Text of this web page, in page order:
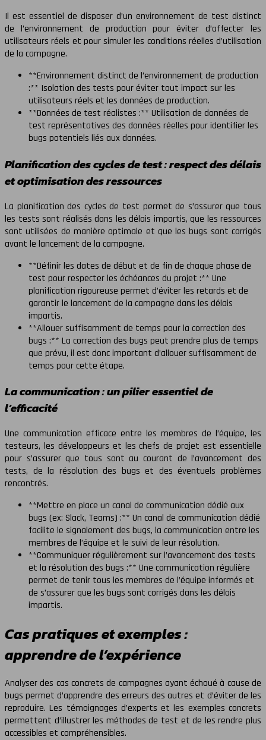
Il est essentiel de disposer d’un environnement de test distinct
de l’environnement de production pour éviter d’affecter les
utilisateurs réels et pour simuler les conditions réelles d’utilisation
de la campagne.
**Environnement distinct de l’environnement de production
:** Isolation des tests pour éviter tout impact sur les
utilisateurs réels et les données de production.
**Données de test réalistes :** Utilisation de données de
test représentatives des données réelles pour identifier les
bugs potentiels liés aux données.
Planification des cycles de test : respect des délais
et optimisation des ressources
La planification des cycles de test permet de s’assurer que tous
les tests sont réalisés dans les délais impartis, que les ressources
sont utilisées de manière optimale et que les bugs sont corrigés
avant le lancement de la campagne.
**Définir les dates de début et de fin de chaque phase de
test pour respecter les échéances du projet :** Une
planification rigoureuse permet d’éviter les retards et de
garantir le lancement de la campagne dans les délais
impartis.
**Allouer suffisamment de temps pour la correction des
bugs :** La correction des bugs peut prendre plus de temps
que prévu, il est donc important d’allouer suffisamment de
temps pour cette étape.
La communication : un pilier essentiel de
l’efficacité
Une communication efficace entre les membres de l’équipe, les
testeurs, les développeurs et les chefs de projet est essentielle
pour s’assurer que tous sont au courant de l’avancement des
tests, de la résolution des bugs et des éventuels problèmes
rencontrés.
**Mettre en place un canal de communication dédié aux
bugs (ex: Slack, Teams) :** Un canal de communication dédié
facilite le signalement des bugs, la communication entre les
membres de l’équipe et le suivi de leur résolution.
**Communiquer régulièrement sur l’avancement des tests
et la résolution des bugs :** Une communication régulière
permet de tenir tous les membres de l’équipe informés et
de s’assurer que les bugs sont corrigés dans les délais
impartis.
Cas pratiques et exemples :
apprendre de l’expérience
Analyser des cas concrets de campagnes ayant échoué à cause de
bugs permet d’apprendre des erreurs des autres et d’éviter de les
reproduire. Les témoignages d’experts et les exemples concrets
permettent d’illustrer les méthodes de test et de les rendre plus
accessibles et compréhensibles.